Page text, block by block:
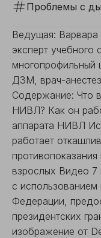
Проблемы с
Ведущая:
эксперт
многопрофильный
ДЗМ, врач-
Содержание: Что
НИВЛ? Как он
аппарата НИВЛ
работает
взрослых Видео 7
с использованием
Федерации,
президентских
изображение от